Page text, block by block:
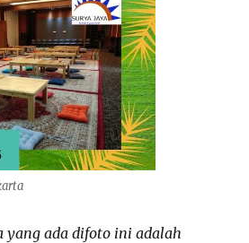
yang ada difoto ini adalah